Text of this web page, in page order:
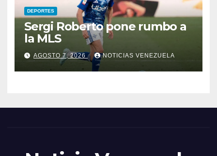
DEPORTES
Sergi Roberto pone rumbo a
la MLS
AGOSTO 7, 2026 NOTICIAS VENEZUELA